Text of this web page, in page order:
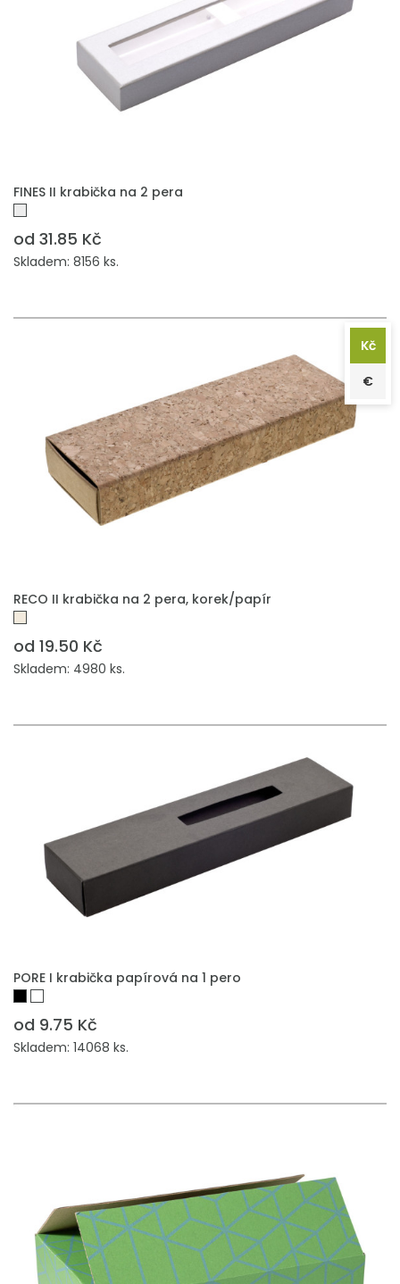
PŘIDAT DO POPTÁVKY
FINES II krabička na 2 pera
od 31.85 Kč
Skladem: 8156 ks.
PŘIDAT DO POPTÁVKY
RECO II krabička na 2 pera, korek/papír
od 19.50 Kč
Skladem: 4980 ks.
PŘIDAT DO POPTÁVKY
PORE I krabička papírová na 1 pero
od 9.75 Kč
Skladem: 14068 ks.
Kč
€